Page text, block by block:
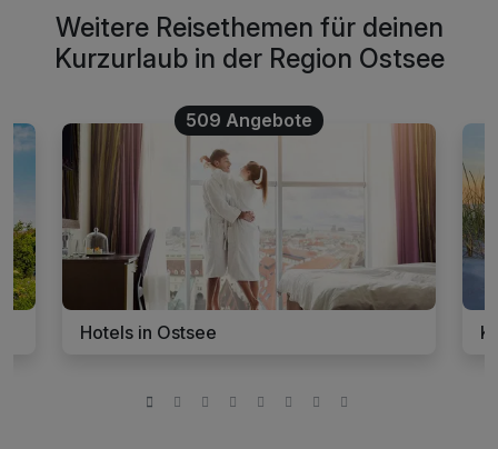
Weitere Reisethemen für deinen
Kurzurlaub in der Region Ostsee
509 Angebote
Hotels in Ostsee